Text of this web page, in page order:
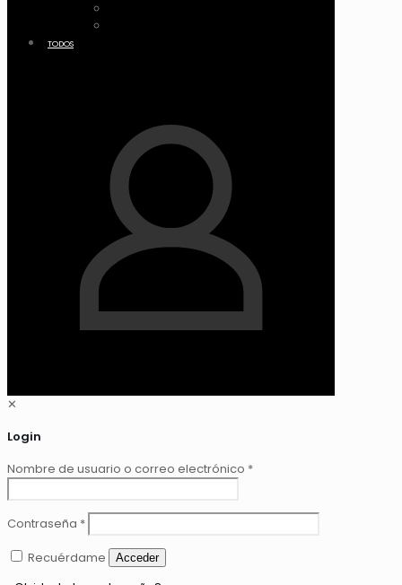
TODOS
✕
Login
Nombre de usuario o correo electrónico *
Contraseña *
Recuérdame
Acceder